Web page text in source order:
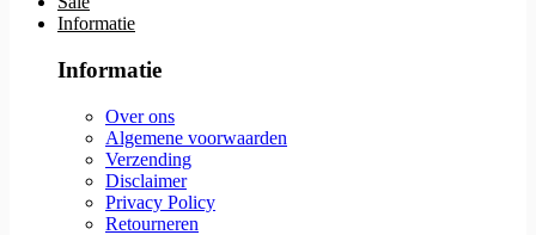
Informatie
Informatie
Over ons
Algemene voorwaarden
Verzending
Disclaimer
Privacy Policy
Retourneren